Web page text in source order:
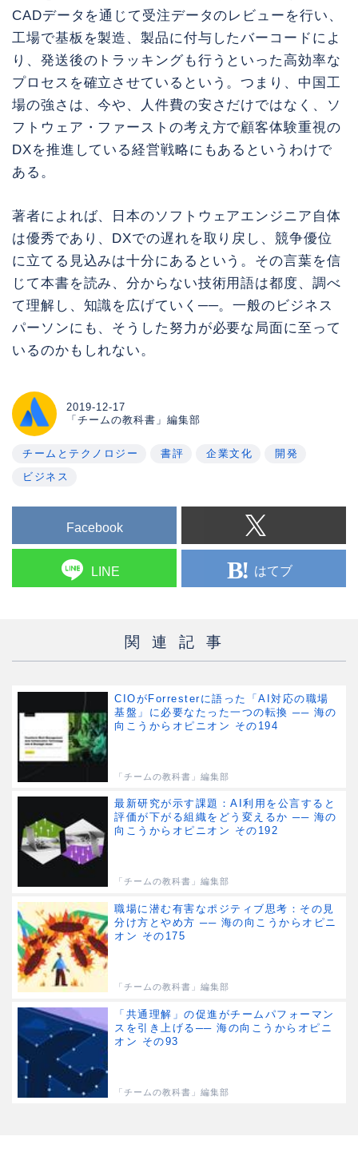
CADデータを通じて受注データのレビューを行い、
工場で基板を製造、製品に付与したバーコードによ
り、発送後のトラッキングも行うといった高効率な
プロセスを確立させているという。つまり、中国工
場の強さは、今や、人件費の安さだけではなく、ソ
フトウェア・ファーストの考え方で顧客体験重視の
DXを推進している経営戦略にもあるというわけで
ある。
著者によれば、日本のソフトウェアエンジニア自体
は優秀であり、DXでの遅れを取り戻し、競争優位
に立てる見込みは十分にあるという。その言葉を信
じて本書を読み、分からない技術用語は都度、調べ
て理解し、知識を広げていく──。一般のビジネス
パーソンにも、そうした努力が必要な局面に至って
いるのかもしれない。
2019-12-17
「チームの教科書」編集部
チームとテクノロジー 書評 企業文化
開発
ビジネス
Facebook
LINE はてブ
関連記事
CIOがForresterに語った「AI対応の職場
基盤」に必要なたった一つの転換 ── 海の
向こうからオピニオン その194
「チームの教科書」編集部
最新研究が示す課題：AI利用を公言すると
評価が下がる組織をどう変えるか ── 海の
向こうからオピニオン その192
「チームの教科書」編集部
職場に潜む有害なポジティブ思考：その見
分け方とやめ方 ── 海の向こうからオピニ
オン その175
「チームの教科書」編集部
「共通理解」の促進がチームパフォーマン
スを引き上げる── 海の向こうからオピニ
オン その93
「チームの教科書」編集部